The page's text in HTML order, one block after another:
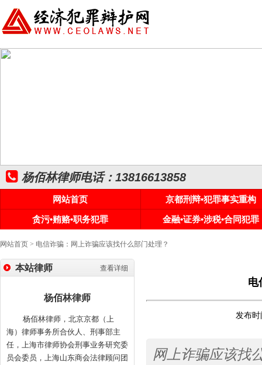
杨佰林律师电话：13816613858
网站首页
京都刑辩•犯罪事实重构
贪污•贿赂•职务犯罪
金融•证券•涉税•合同犯罪
网站首页 > 电信诈骗：网上诈骗应该找什么部门处理？
查看详细
本站律师
杨佰林律师
杨佰林律师，北京京都（上
海）律师事务所合伙人、刑事部主
任，上海市律师协会刑事业务研究委
员会委员，上海山东商会法律顾问团
电
发布
网上诈骗应该找